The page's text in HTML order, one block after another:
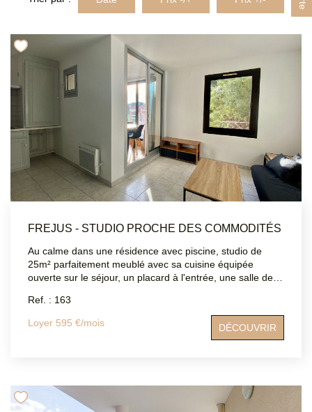
EN
FREJUS - STUDIO PROCHE DES COMMODITÉS
Au calme dans une résidence avec piscine, studio de
25m² parfaitement meublé avec sa cuisine équipée
ouverte sur le séjour, un placard à l'entrée, une salle de
une superbe loggia avec une vue dégagée, idéal l'hiver
comme l'été. Il est facile de se garer et les commerces de
proximité sont accessibles à pied. Disponible le 01/09
Ref. : 163
Loyer 595 €/mois DÉCOUVRIR